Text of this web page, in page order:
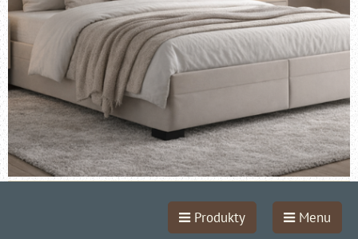
Produkty Menu